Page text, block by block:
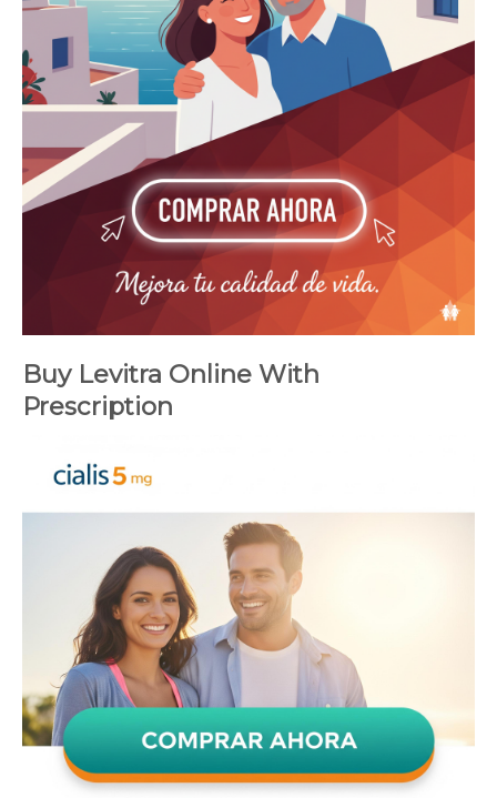
Buy Levitra Online With
Prescription